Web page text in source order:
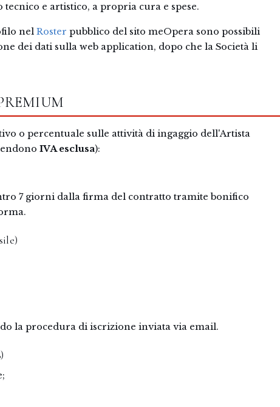
e artistico, a propria cura e spese.
nel Roster pubblico del sito meOpera sono possibili
dei dati sulla web application, dopo che la Società li
o percentuale sulle attività di ingaggio dell'Artista
IVA esclusa):
7 giorni dalla firma del contratto tramite bonifico
la procedura di iscrizione inviata via email.